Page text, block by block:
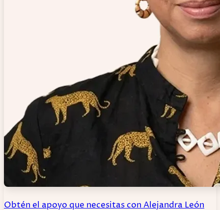
Obtén el apoyo que necesitas con Alejandra León